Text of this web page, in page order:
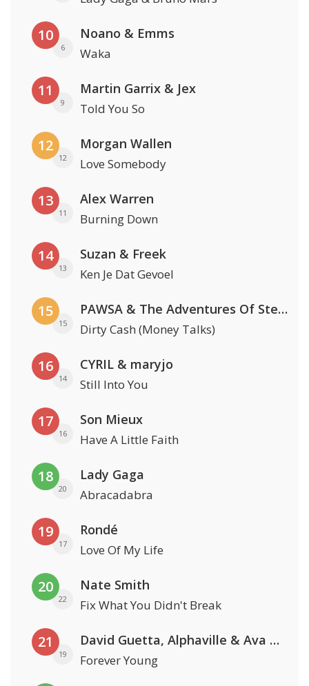
10
6
Noano & Emms
Waka
11
9
Martin Garrix & Jex
Told You So
12
12
Morgan Wallen
Love Somebody
13
11
Alex Warren
Burning Down
14
13
Suzan & Freek
Ken Je Dat Gevoel
15
15
PAWSA & The Adventures Of Stevie V
Dirty Cash (Money Talks)
16
14
CYRIL & maryjo
Still Into You
17
16
Son Mieux
Have A Little Faith
18
20
Lady Gaga
Abracadabra
19
17
Rondé
Love Of My Life
20
22
Nate Smith
Fix What You Didn't Break
21
19
David Guetta, Alphaville & Ava Max
Forever Young